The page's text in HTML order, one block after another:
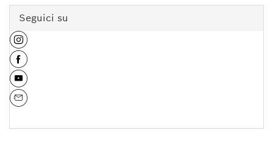
Seguici su